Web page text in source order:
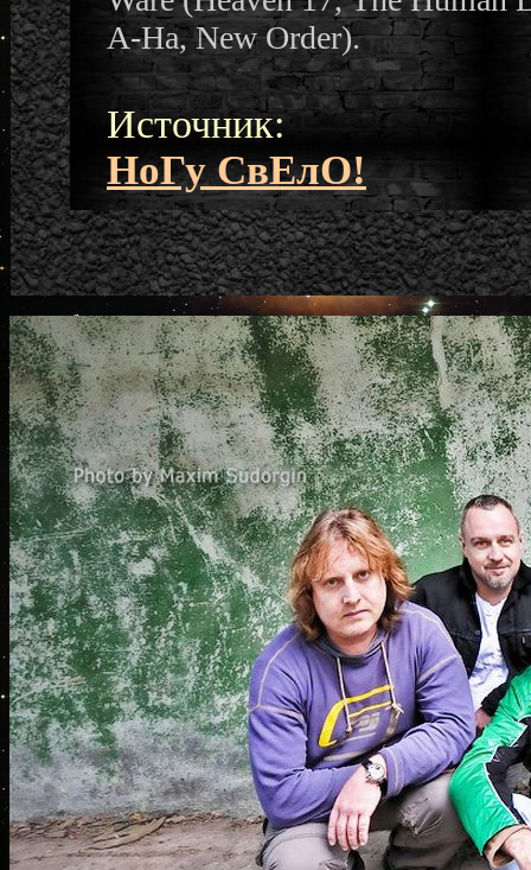
A-Ha, New Order).
Источник:
НоГу СвЕлО!